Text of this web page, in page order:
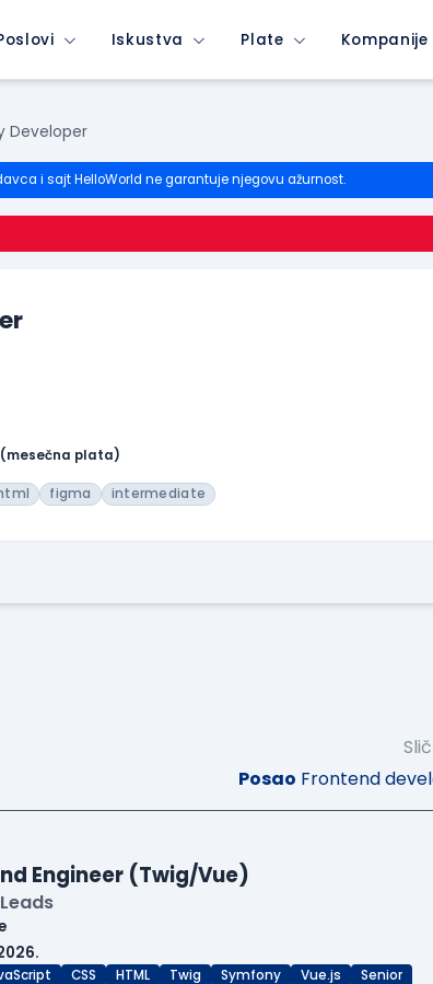
Iskustva Plate Kompanije
Developer
i sajt HelloWorld ne garantuje njegovu ažurnost.
(mesečna plata)
figma intermediate
Posao Frontend
Engineer (Twig/Vue)
CSS HTML Twig Symfony Vue.js Senior